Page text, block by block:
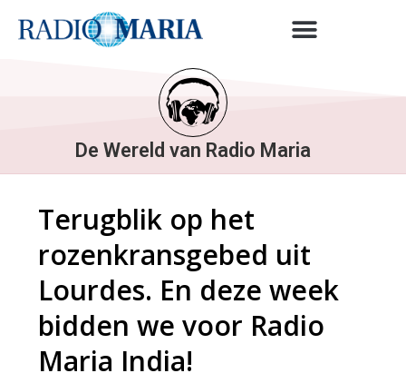
De Wereld van Radio Maria
Terugblik op het
rozenkransgebed uit
Lourdes. En deze week
bidden we voor Radio
Maria India!